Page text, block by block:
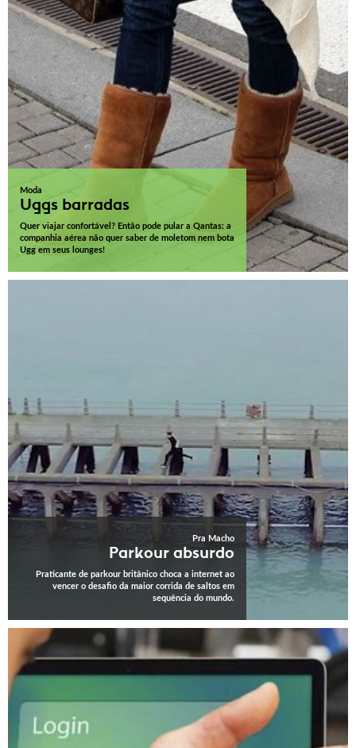
Moda
Uggs barradas
Quer viajar confortável? Então pode pular a Qantas: a
companhia aérea não quer saber de moletom nem bota
Ugg em seus lounges!
Pra Macho
Parkour absurdo
Praticante de parkour britânico choca a internet ao
vencer o desafio da maior corrida de saltos em
sequência do mundo.